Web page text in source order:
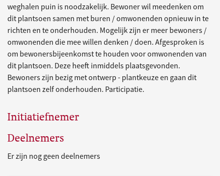
weghalen puin is noodzakelijk. Bewoner wil meedenken om
dit plantsoen samen met buren / omwonenden opnieuw in te
richten en te onderhouden. Mogelijk zijn er meer bewoners /
omwonenden die mee willen denken / doen. Afgesproken is
om bewonersbijeenkomst te houden voor omwonenden van
dit plantsoen. Deze heeft inmiddels plaatsgevonden.
Bewoners zijn bezig met ontwerp - plantkeuze en gaan dit
plantsoen zelf onderhouden. Participatie.
Initiatiefnemer
Deelnemers
Er zijn nog geen deelnemers